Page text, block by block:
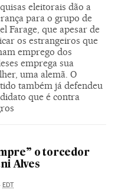
eleitorais dão a
para o grupo de
Farage, que apesar de
os estrangeiros que
emprego dos
emprega sua
uma alemã. O
também já defendeu
que é contra
o torcedor
Alves
EDT